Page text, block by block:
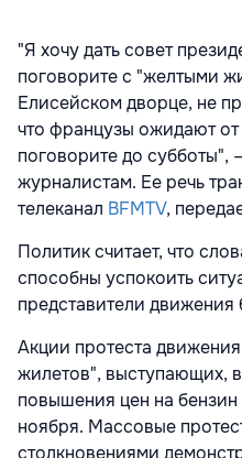
"Я хочу дать совет
поговорите с "желтыми
Елисейском дворце, не
что французы ожидают
поговорите до субботы",
журналистам. Ее речь
телеканал BFMTV,
Политик считает, что
способны успокоить
представители
Акции протеста
жилетов", выступающих,
повышения цен на
ноября. Массовые
столкновениями